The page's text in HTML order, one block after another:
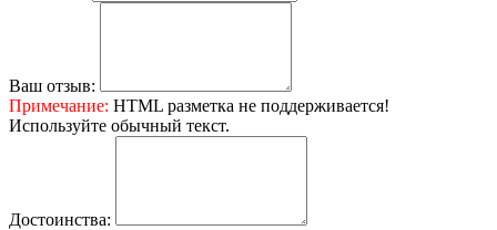
Ваш отзыв:
Примечание: HTML разметка не поддерживается!
Используйте обычный текст.
Достоинства: